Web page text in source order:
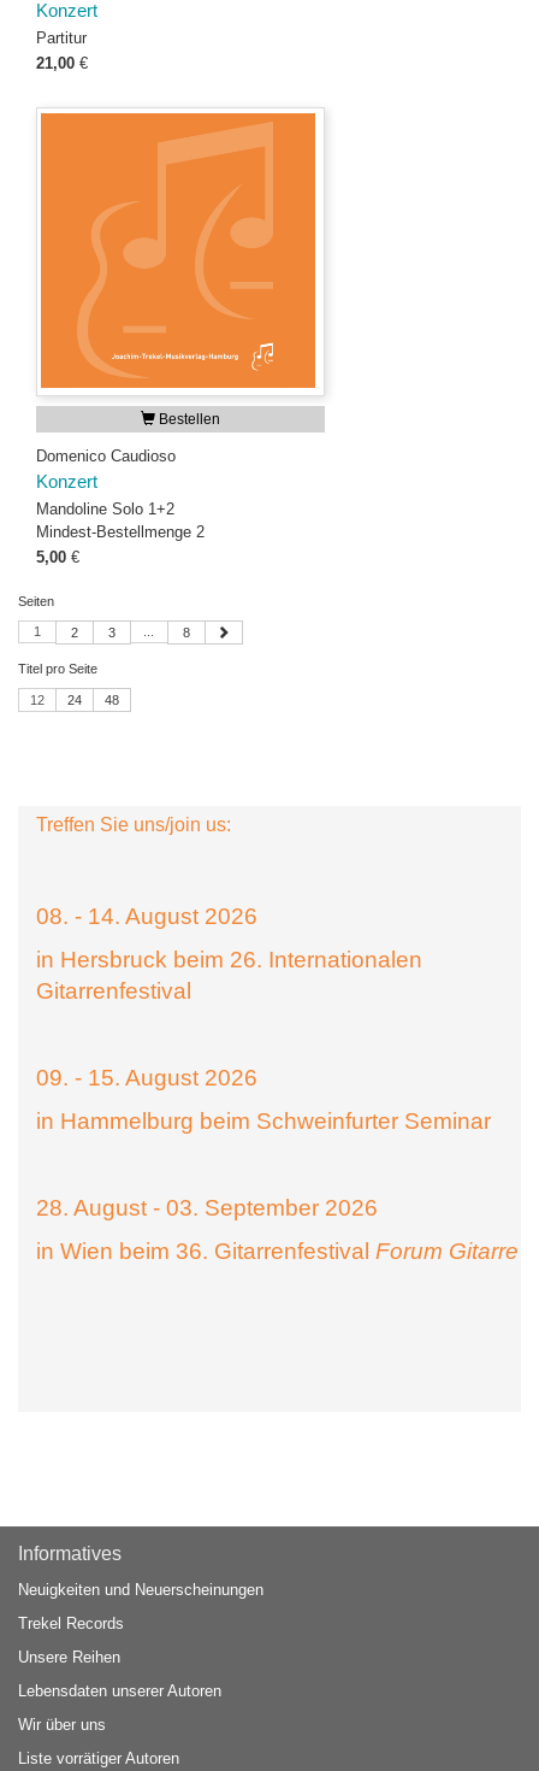
Konzert
Partitur
21,00 €
Bestellen
Domenico Caudioso
Konzert
Mandoline Solo 1+2
Mindest-Bestellmenge 2
5,00 €
Seiten
1 2 3 ... 8
Titel pro Seite
12 24 48
Treffen Sie uns/join us:
08. - 14. August 2026
in Hersbruck beim 26. Internationalen
Gitarrenfestival
09. - 15. August 2026
in Hammelburg beim Schweinfurter Seminar
28. August - 03. September 2026
in Wien beim 36. Gitarrenfestival Forum Gitarre
Informatives
Neuigkeiten und Neuerscheinungen
Trekel Records
Unsere Reihen
Lebensdaten unserer Autoren
Wir über uns
Liste vorrätiger Autoren